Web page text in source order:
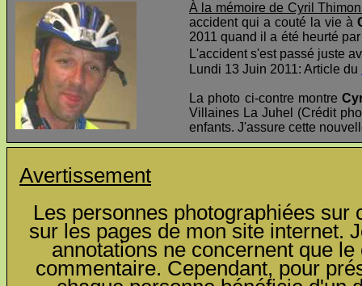
À la mémoire de Cyril
accident qui a couté la vie à
2011 quand il a été heurté
L'accident s'est passé juste
Lundi 13 Juin 2011: Article du
La photo ci-contre montre
Villaines La Juhel (Crédit
enfants. J'assure cette
Avertissement
Les personnes photographiées
sur les pages de mon site internet.
annotations ne concernent que
commentaire. Cependant, pour